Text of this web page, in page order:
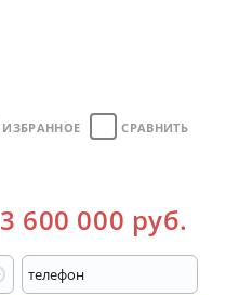
ИЗБРАННОЕ СРАВНИТЬ
3 600 000 руб.